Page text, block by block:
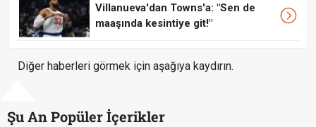
Villanueva'dan Towns'a: "Sen de
maaşında kesintiye git!"
Diğer haberleri görmek için aşağıya kaydırın.
Şu An Popüler İçerikler